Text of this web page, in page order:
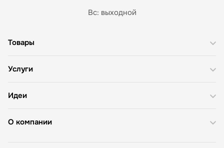
Вс: выходной
О компании
Товары
Услуги
Идеи